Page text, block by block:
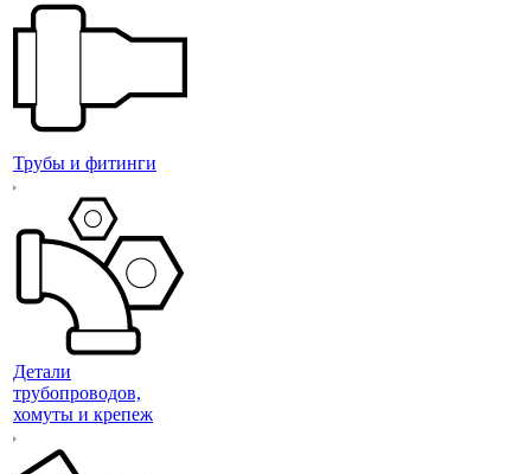
Трубы и фитинги
Детали
трубопроводов,
хомуты и крепеж